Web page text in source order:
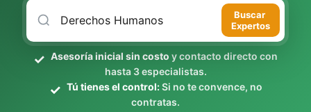
Buscar
Expertos
Asesoría inicial sin costo y contacto directo con
hasta 3 especialistas.
Tú tienes el control:Si no te convence, no
contratas.